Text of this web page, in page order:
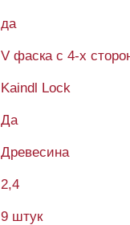
да
V фаска с 4-х
Kaindl Lock
Да
Древесина
2,4
9 штук